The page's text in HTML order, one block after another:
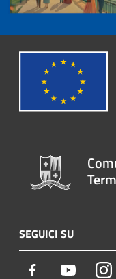
SEGUICI SU
Facebook Youtube